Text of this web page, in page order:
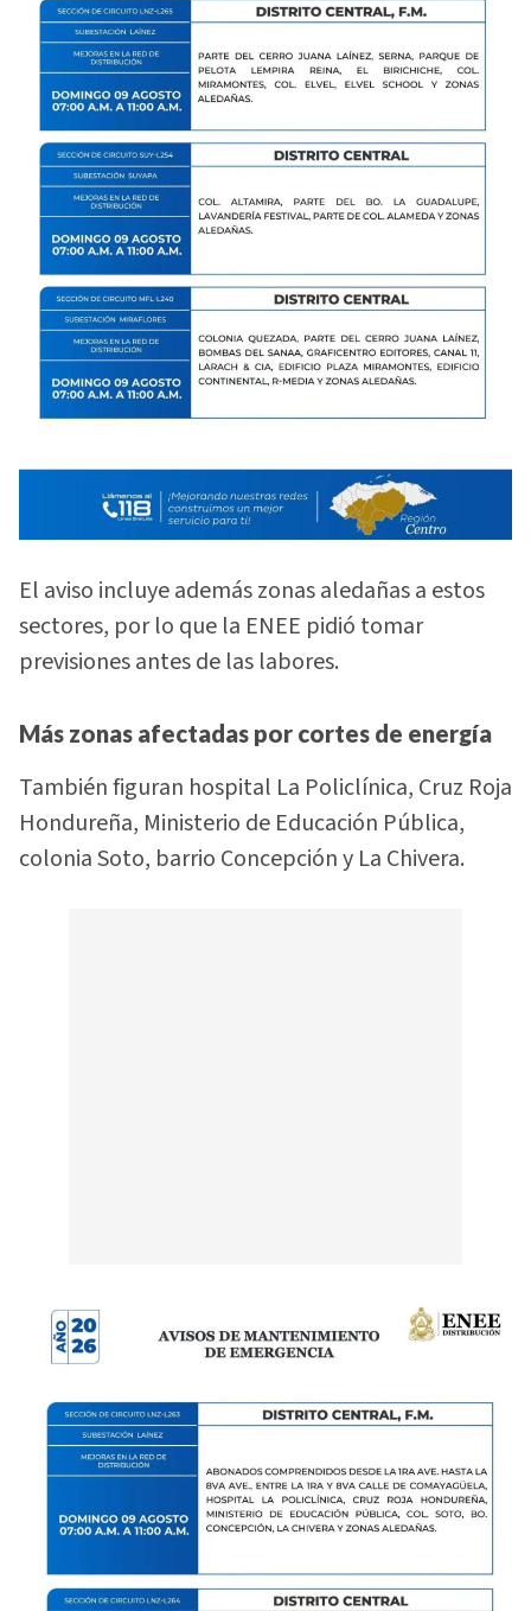
El aviso incluye además zonas aledañas a estos
sectores, por lo que la ENEE pidió tomar
previsiones antes de las labores.
Más zonas afectadas por cortes de energía
También figuran hospital La Policlínica, Cruz Roja
Hondureña, Ministerio de Educación Pública,
colonia Soto, barrio Concepción y La Chivera.